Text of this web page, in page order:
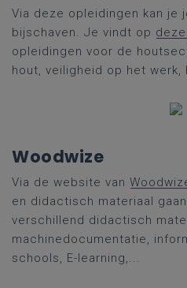
Via deze opleidingen kan je
bijschaven. Je vindt op
opleidingen voor de
hout, veiligheid op het werk,
Woodwize
Via de website van
en didactisch materiaal
verschillend didactisch
machinedocumentatie,
schools, E-learning,...